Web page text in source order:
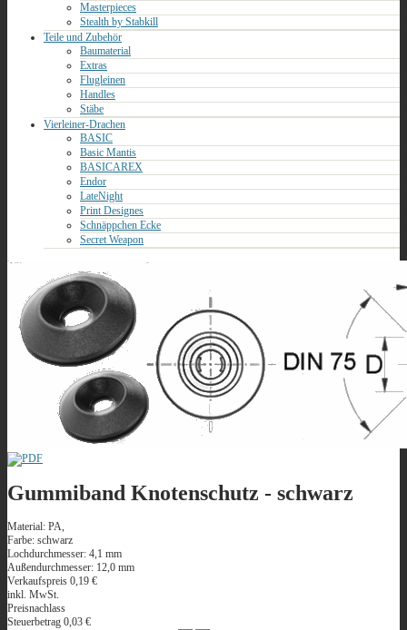
Masterpieces
Stealth by Stabkill
Teile und Zubehör
Baumaterial
Extras
Flugleinen
Handles
Stäbe
Vierleiner-Drachen
BASIC
Basic Mantis
BASICAREX
Endor
LateNight
Print Designes
Schnäppchen Ecke
Secret Weapon
Gummiband Knotenschutz - schwarz
Material: PA,
Farbe: schwarz
Lochdurchmesser: 4,1 mm
Außendurchmesser: 12,0 mm
Verkaufspreis 0,19 €
inkl. MwSt.
Preisnachlass
Steuerbetrag 0,03 €